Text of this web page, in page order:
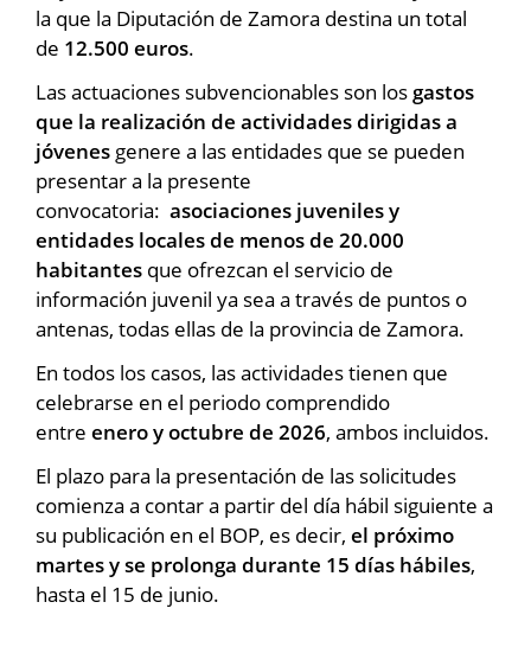
la que la Diputación de Zamora destina un total
de 12.500 euros.
Las actuaciones subvencionables son los gastos
que la realización de actividades dirigidas a
jóvenes genere a las entidades que se pueden
presentar a la presente
convocatoria: asociaciones juveniles y
entidades locales de menos de 20.000
habitantes que ofrezcan el servicio de
información juvenil ya sea a través de puntos o
antenas, todas ellas de la provincia de Zamora.
En todos los casos, las actividades tienen que
celebrarse en el periodo comprendido
entre enero y octubre de 2026, ambos incluidos.
El plazo para la presentación de las solicitudes
comienza a contar a partir del día hábil siguiente a
su publicación en el BOP, es decir, el próximo
martes y se prolonga durante 15 días hábiles,
hasta el 15 de junio.